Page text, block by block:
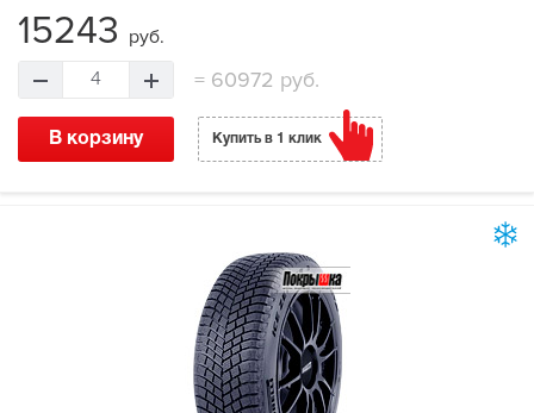
15243 руб.
4 = 60972 руб.
В корзину Купить в 1 клик